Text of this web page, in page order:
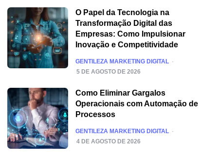
O Papel da Tecnologia na
Transformação Digital das
Empresas: Como Impulsionar
Inovação e Competitividade
POSTED
GENTILEZA MARKETING DIGITAL
5 DE AGOSTO DE 2026
Como Eliminar Gargalos
Operacionais com Automação de
Processos
POSTED
GENTILEZA MARKETING DIGITAL
4 DE AGOSTO DE 2026